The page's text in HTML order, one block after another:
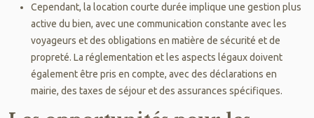
Cependant, la location courte durée implique une gestion plus
active du bien, avec une communication constante avec les
voyageurs et des obligations en matière de sécurité et de
propreté. La réglementation et les aspects légaux doivent
également être pris en compte, avec des déclarations en
mairie, des taxes de séjour et des assurances spécifiques.